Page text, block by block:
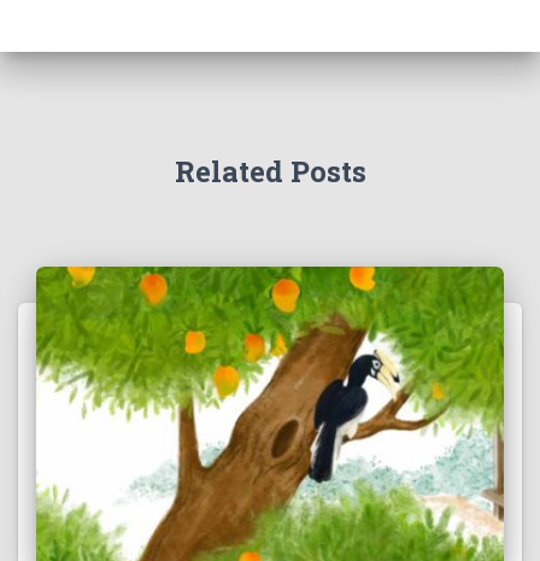
Related Posts